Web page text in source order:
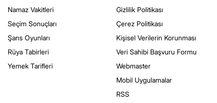
Namaz Vakitleri
Seçim Sonuçları
Şans Oyunları
Rüya Tabirleri
Yemek Tarifleri
Gizlilik Politikası
Çerez Politikası
Kişisel Verilerin Korunması
Veri Sahibi Başvuru Formu
Webmaster
Mobil Uygulamalar
RSS